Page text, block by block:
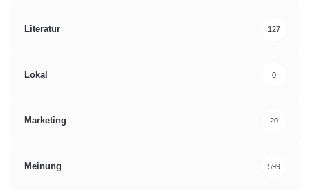
Literatur 127
Lokal 0
Marketing 20
Meinung 599